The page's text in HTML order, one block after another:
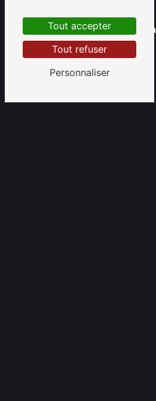
saint-émilion
Tout accepter
Tout refuser
Personnaliser